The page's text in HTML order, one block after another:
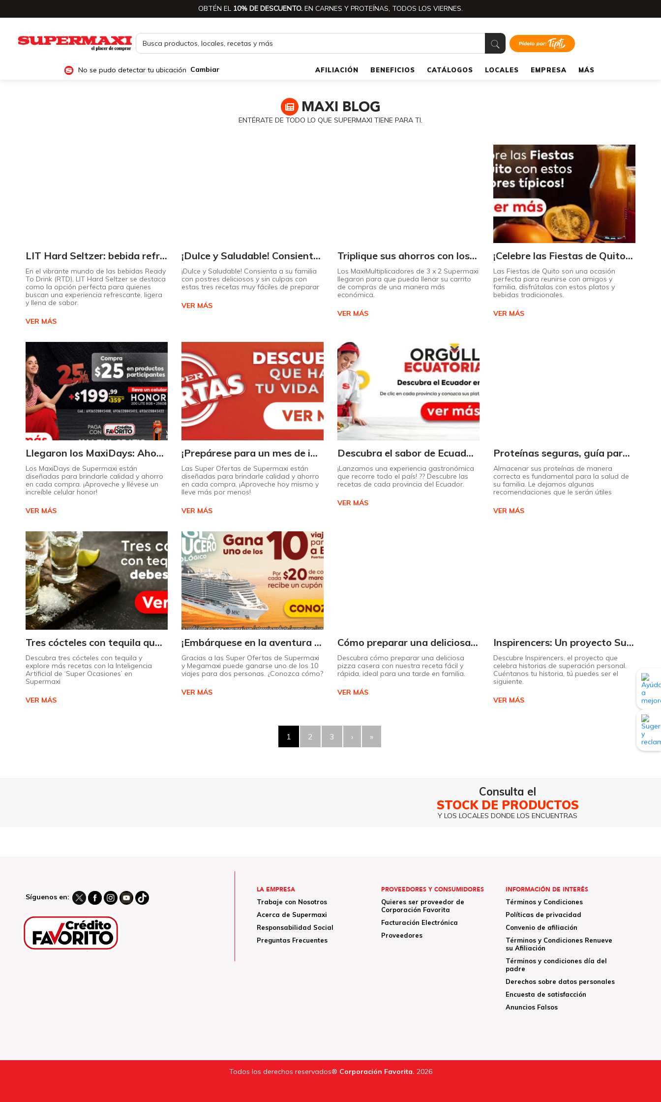
OBTÉN EL 10% DE DESCUENTO. EN CARNES Y PROTEÍNAS, TODOS LOS VIERNES.
No se pudo detectar tu ubicación Cambiar AFILIACIÓN BENEFICIOS CATÁLOGOS LOCALES EMPRESA MÁS
MAXI BLOG
ENTÉRATE DE TODO LO QUE SUPERMAXI TIENE PARA TI.
LIT Hard Seltzer: bebida refrescante y ligera para disfrutar de este verano
En el vibrante mundo de las bebidas Ready
To Drink (RTD), LIT Hard Seltzer se destaca
como la opción perfecta para quienes
buscan una experiencia refrescante, ligera
y llena de sabor.
VER MÁS
¡Dulce y Saludable! Consienta a su familia con postres deliciosos y sin culpas
¡Dulce y Saludable! Consienta a su familia
con postres deliciosos y sin culpas con
estas tres recetas muy fáciles de preparar
VER MÁS
Triplique sus ahorros con los Maximultiplicadores de Supermaxi
Los MaxiMultiplicadores de 3 x 2 Supermaxi
llegaron para que pueda llenar su carrito
de compras de una manera más
económica.
VER MÁS
¡Celebre las Fiestas de Quito con estos sabores típicos!
Las Fiestas de Quito son una ocasión
perfecta para reunirse con amigos y
familia, disfrútalas con estos platos y
bebidas tradicionales.
VER MÁS
Llegaron los MaxiDays: Ahorre en sus marcas favoritas
Los MaxiDays de Supermaxi están
diseñadas para brindarle calidad y ahorro
en cada compra. ¡Aproveche y llévese un
increíble celular honor!
VER MÁS
¡Prepárese para un mes de increíbles descuentos en Supermaxi!
Las Super Ofertas de Supermaxi están
diseñadas para brindarle calidad y ahorro
en cada compra. ¡Aproveche hoy mismo y
lleve más por menos!
VER MÁS
Descubra el sabor de Ecuador con nuestro mapa interactivo de recetas
¡Lanzamos una experiencia gastronómica
que recorre todo el país! ?? Descubre las
recetas de cada provincia del Ecuador.
VER MÁS
Proteínas seguras, guía para almacenarlas correctamente Copiar
Almacenar sus proteínas de manera
correcta es fundamental para la salud de
su familia. Le dejamos algunas
recomendaciones que le serán útiles
VER MÁS
Tres cócteles con tequila que no puede dejar de probar gracias a nuestra IA.
Descubra tres cócteles con tequila y
explore más recetas con la Inteligencia
Artificial de ‘Super Ocasiones’ en
Supermaxi
VER MÁS
¡Embárquese en la aventura de su vida con Supermaxi!
Gracias a las Super Ofertas de Supermaxi
y Megamaxi puede ganarse uno de los 10
viajes para dos personas. ¿Conozca cómo?
VER MÁS
Cómo preparar una deliciosa pizza casera paso a paso
Descubra cómo preparar una deliciosa
pizza casera con nuestra receta fácil y
rápida, ideal para una tarde en familia.
VER MÁS
Inspirencers: Un proyecto Supermaxi que invita a ser parte del cambio.
Descubre Inspirencers, el proyecto que
celebra historias de superación personal.
Cuéntanos tu historia, tú puedes ser el
siguiente.
VER MÁS
1 2 3 › »
Consulta el
STOCK DE PRODUCTOS
Y LOS LOCALES DONDE LOS ENCUENTRAS
Síguenos en:
LA EMPRESA
Trabaje con Nosotros
Acerca de Supermaxi
Responsabilidad Social
Preguntas Frecuentes
PROVEEDORES Y CONSUMIDORES
Quieres ser proveedor de
Corporación Favorita
Facturación Electrónica
Proveedores
INFORMACIÓN DE INTERÉS
Términos y Condiciones
Políticas de privacidad
Convenio de afiliación
Términos y Condiciones Renueve
su Afiliación
Términos y condiciones día del
padre
Derechos sobre datos personales
Encuesta de satisfacción
Anuncios Falsos
Todos los derechos reservados® Corporación Favorita. 2026